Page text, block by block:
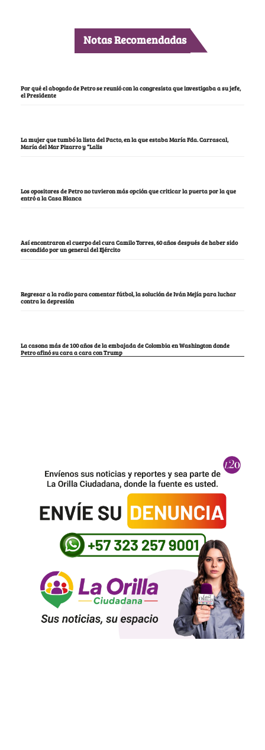
Notas Recomendadas
Por qué el abogado de Petro se reunió con la congresista que investigaba a su jefe,
el Presidente
La mujer que tumbó la lista del Pacto, en la que estaba María Fda. Carrascal,
María del Mar Pizarro y “Lalis
Los opositores de Petro no tuvieron más opción que criticar la puerta por la que
entró a la Casa Blanca
Así encontraron el cuerpo del cura Camilo Torres, 60 años después de haber sido
escondido por un general del Ejército
Regresar a la radio para comentar fútbol, la solución de Iván Mejía para luchar
contra la depresión
La casona más de 100 años de la embajada de Colombia en Washington donde
Petro afinó su cara a cara con Trump